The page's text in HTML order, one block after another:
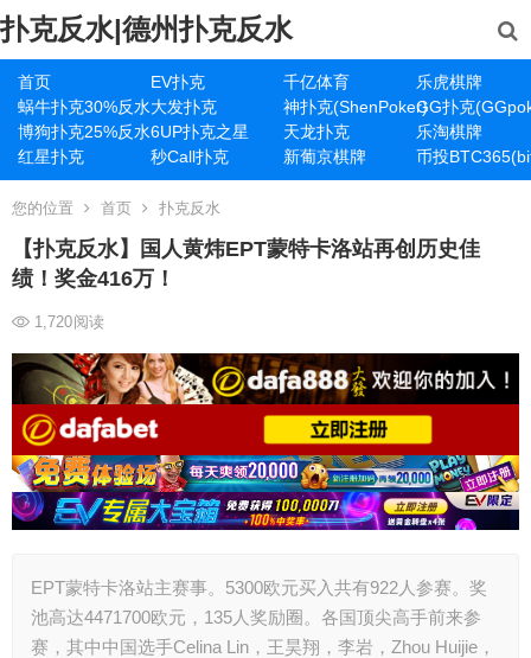
扑克反水|德州扑克反水
首页 EV扑克 千亿体育
乐虎棋牌
蜗牛扑克30%反水大发扑克 神扑克(ShenPoker)GG扑克
博狗扑克25%反水6UP扑克之星 天龙扑克
乐淘棋牌
红星扑克
秒Call扑克 新葡京棋牌 币投
您的位置 首页 扑克反水
【扑克反水】国人黄炜EPT蒙特卡洛站再创历史佳
绩！奖金416万！
1,720阅读
EPT蒙特卡洛站主赛事。5300欧元买入共有922人参赛。奖
池高达4471700欧元，135人奖励圈。各国顶尖高手前来参
赛，其中中国选手Celina Lin，王昊翔，李岩，Zhou Huijie，